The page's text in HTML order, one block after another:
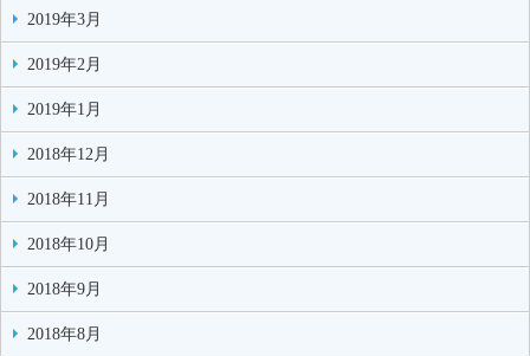
2019年3月
2019年2月
2019年1月
2018年12月
2018年11月
2018年10月
2018年9月
2018年8月